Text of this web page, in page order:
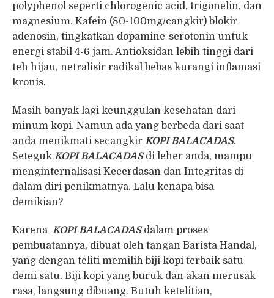
polyphenol seperti chlorogenic acid, trigonelin, dan
magnesium. Kafein (80-100mg/cangkir) blokir
adenosin, tingkatkan dopamine-serotonin untuk
energi stabil 4-6 jam. Antioksidan lebih tinggi dari
teh hijau, netralisir radikal bebas kurangi inflamasi
kronis.
Masih banyak lagi keunggulan kesehatan dari
minum kopi. Namun ada yang berbeda dari saat
anda menikmati secangkir KOPI BALACADAS.
Seteguk KOPI BALACADAS di leher anda, mampu
menginternalisasi Kecerdasan dan Integritas di
dalam diri penikmatnya. Lalu kenapa bisa
demikian?
Karena KOPI BALACADAS dalam proses
pembuatannya, dibuat oleh tangan Barista Handal,
yang dengan teliti memilih biji kopi terbaik satu
demi satu. Biji kopi yang buruk dan akan merusak
rasa, langsung dibuang. Butuh ketelitian,